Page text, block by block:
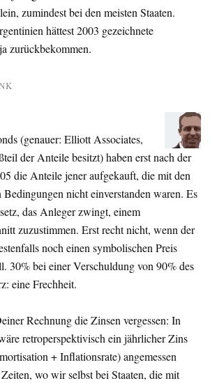
zumindest bei den meisten Staaten.
hättest 2003 gezeichnete
zurückbekommen.
(genauer: Elliott Associates,
der Anteile besitzt) haben erst nach der
die Anteile jener aufgekauft, die mit den
Bedingungen nicht einverstanden waren. Es
das Anleger zwingt, einem
zuzustimmen. Erst recht nicht, wenn der
noch einen symbolischen Preis
30% bei einer Verschuldung von 90% des
eine Frechheit.
Rechnung die Zinsen vergessen: In
retroperspektivisch ein jährlicher Zins
+ Inflationsrate) angemessen
wo wir selbst bei Staaten, die mit